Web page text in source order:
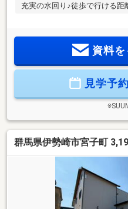
充実の水回り♪徒歩で行ける距
せさきガーデンズ（車で約3
が集まるモールです。
.・♪キッズスペース有◎お子
資料
見学予
群馬県伊勢崎市宮子町